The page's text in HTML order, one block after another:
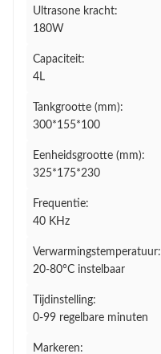
Ultrasone kracht:
180W
Capaciteit:
4L
Tankgrootte (mm):
300*155*100
Eenheidsgrootte (mm):
325*175*230
Frequentie:
40 KHz
Verwarmingstemperatuur:
20-80°C instelbaar
Tijdinstelling:
0-99 regelbare minuten
Markeren: